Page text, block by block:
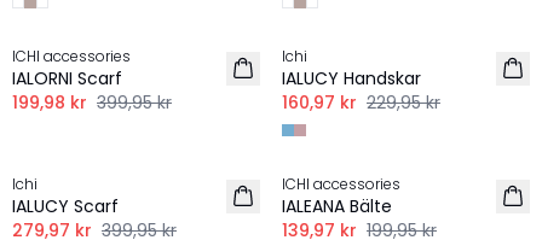
-50%
ICHI accessories
IALORNI Scarf
199,98 kr 399,95 kr
-30%
Ichi
IALUCY Handskar
160,97 kr 229,95 kr
Ichi
IALUCY Scarf
279,97 kr 399,95 kr
-30%
ICHI accessories
IALEANA Bälte
139,97 kr 199,95 kr